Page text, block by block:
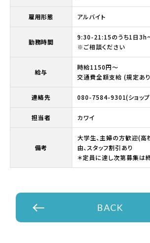
雇用形態 アルバイト
勤務時間
9:30-21:15のうち1日3h
※ご相談ください
給与
時給1150円〜
交通費全額支給 (規定あ
連絡先 080-7584-9301(ショッ
担当者 カワイ
備考
大学生、主婦の方歓迎(高
由、スタッフ割引あり
＊定員に達し次第募集は終
BACK